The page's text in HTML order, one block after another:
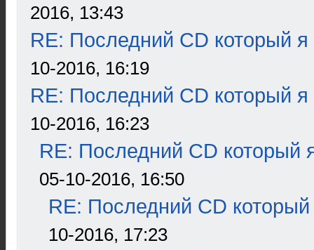
2016, 13:43
RE: Последний CD который я
10-2016, 16:19
RE: Последний CD который я
10-2016, 16:23
RE: Последний CD который
05-10-2016, 16:50
RE: Последний CD который
10-2016, 17:23